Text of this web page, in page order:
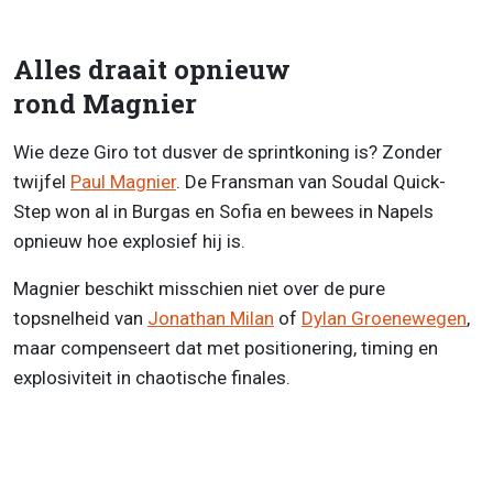
Alles draait opnieuw
rond Magnier
Wie deze Giro tot dusver de sprintkoning is? Zonder
twijfel Paul Magnier. De Fransman van Soudal Quick-
Step won al in Burgas en Sofia en bewees in Napels
opnieuw hoe explosief hij is.
Magnier beschikt misschien niet over de pure
topsnelheid van Jonathan Milan of Dylan Groenewegen,
maar compenseert dat met positionering, timing en
explosiviteit in chaotische finales.